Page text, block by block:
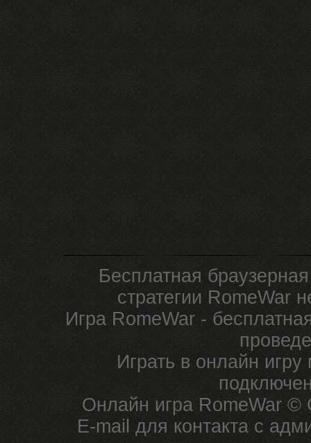
Бесплатная
стратегии RomeWar
Игра RomeWar -
Играть в онлайн
Онлайн игра RomeWar ©
E-mail для контакта с